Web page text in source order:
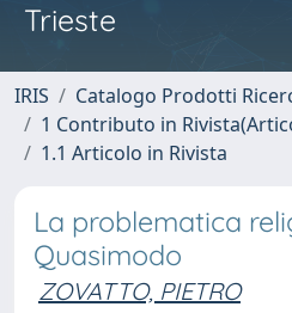
Trieste
IRIS
Catalogo Prodotti
1 Contributo in
1.1 Articolo in Rivista
La problematica
Quasimodo
ZOVATTO, PIETRO